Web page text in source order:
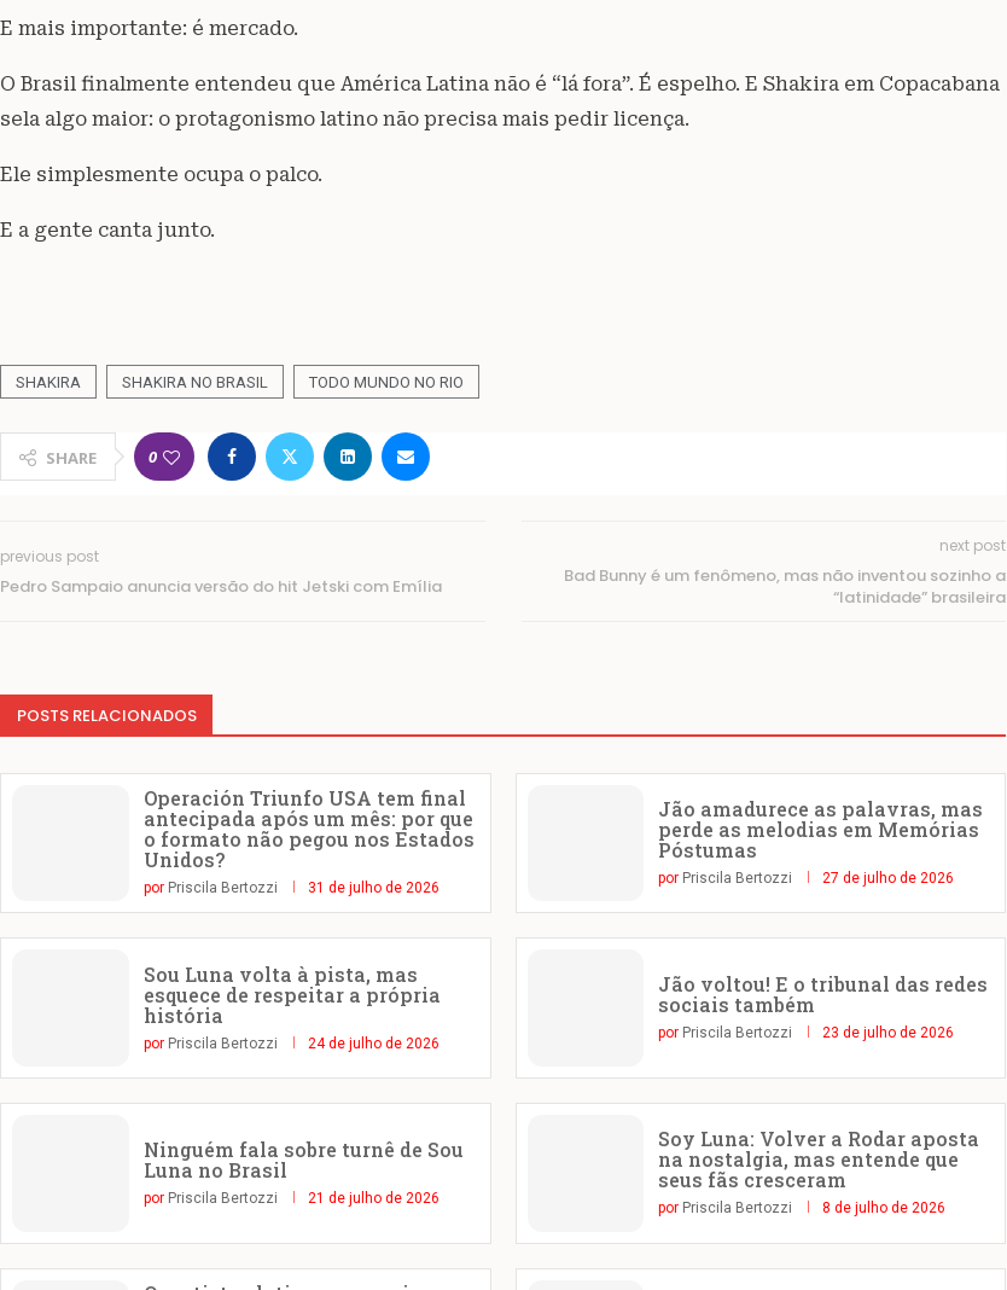
E mais importante: é mercado.
O Brasil finalmente entendeu que América Latina não é “lá fora”. É espelho. E Shakira em Copacabana
sela algo maior: o protagonismo latino não precisa mais pedir licença.
Ele simplesmente ocupa o palco.
E a gente canta junto.
SHAKIRA SHAKIRA NO BRASIL TODO MUNDO NO RIO
SHARE 0
previous post
Pedro Sampaio anuncia versão do hit Jetski com Emília
next post
Bad Bunny é um fenômeno, mas não inventou sozinho a
“latinidade” brasileira
POSTS RELACIONADOS
Operación Triunfo USA tem final
antecipada após um mês: por que
o formato não pegou nos Estados
Unidos?
por Priscila Bertozzi 31 de julho de 2026
Jão amadurece as palavras, mas
perde as melodias em Memórias
Póstumas
por Priscila Bertozzi 27 de julho de 2026
Sou Luna volta à pista, mas
esquece de respeitar a própria
história
por Priscila Bertozzi 24 de julho de 2026
Jão voltou! E o tribunal das redes
sociais também
por Priscila Bertozzi 23 de julho de 2026
Ninguém fala sobre turnê de Sou
Luna no Brasil
por Priscila Bertozzi 21 de julho de 2026
Soy Luna: Volver a Rodar aposta
na nostalgia, mas entende que
seus fãs cresceram
por Priscila Bertozzi 8 de julho de 2026